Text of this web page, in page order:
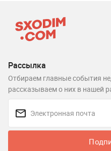
Рассылка
Отбираем главные события
рассказываем о них в нашей